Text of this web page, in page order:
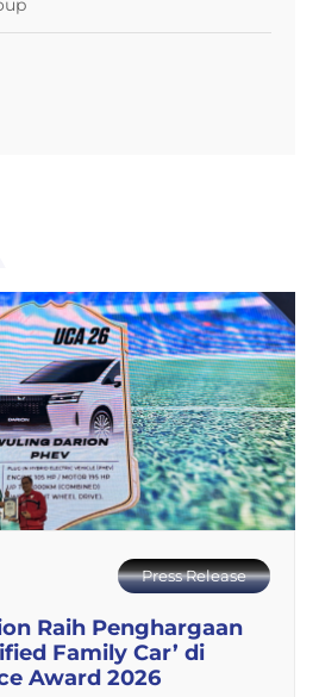
Press Release
Raih Penghargaan
Family Car’ di
Award 2026